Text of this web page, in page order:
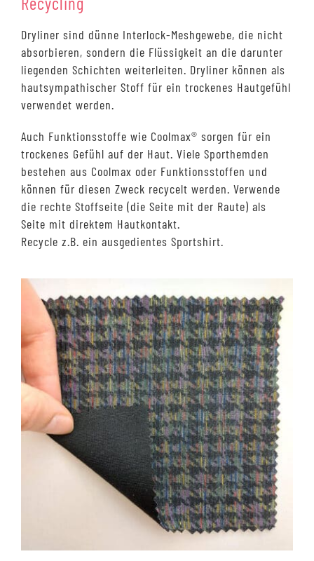
Dryliner sind dünne Interlock-Meshgewebe, die nicht
absorbieren, sondern die Flüssigkeit an die darunter
liegenden Schichten weiterleiten. Dryliner können als
hautsympathischer Stoff für ein trockenes Hautgefühl
verwendet werden.
Auch Funktionsstoffe wie Coolmax® sorgen für ein
trockenes Gefühl auf der Haut. Viele Sporthemden
bestehen aus Coolmax oder Funktionsstoffen und
können für diesen Zweck recycelt werden. Verwende
die rechte Stoffseite (die Seite mit der Raute) als
Seite mit direktem Hautkontakt.
Recycle z.B. ein ausgedientes Sportshirt.